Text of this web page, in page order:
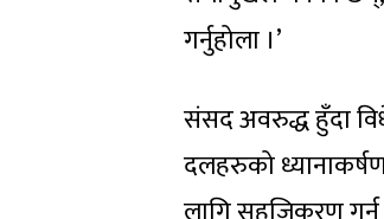
गर्नुहोला ।’
संसद अवरुद्ध हुँदा
दलहरुको